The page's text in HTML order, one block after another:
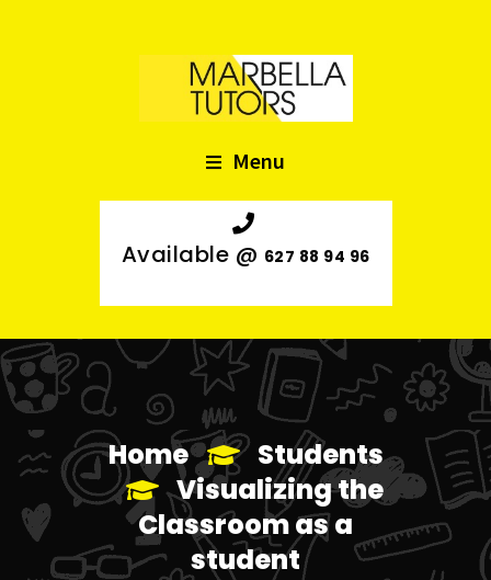
Menu
Available @ 627 88 94 96
Home
Students
Visualizing the
Classroom as a
student